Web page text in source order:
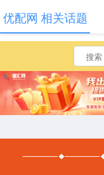
优配网 相关话题